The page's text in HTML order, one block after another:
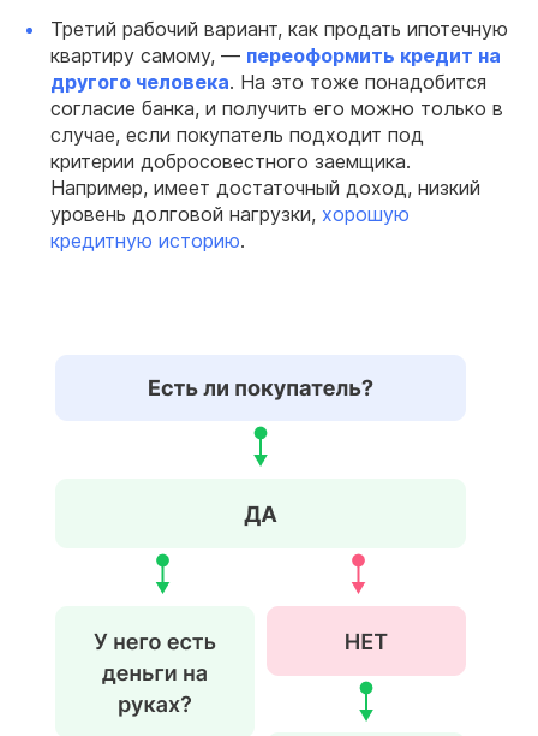
Третий рабочий вариант, как продать ипотечную
квартиру самому, — переоформить кредит на
другого человека. На это тоже понадобится
согласие банка, и получить его можно только в
случае, если покупатель подходит под
критерии добросовестного заемщика.
Например, имеет достаточный доход, низкий
уровень долговой нагрузки, хорошую
кредитную историю.